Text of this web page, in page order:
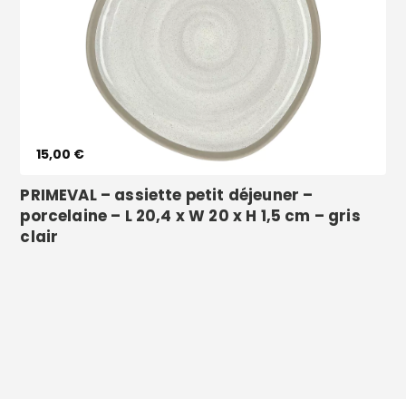
Senteurs
Vaisselle
Vêtements
15,00 €
Voir le produit
PRIMEVAL – assiette petit déjeuner –
porcelaine – L 20,4 x W 20 x H 1,5 cm – gris
clair